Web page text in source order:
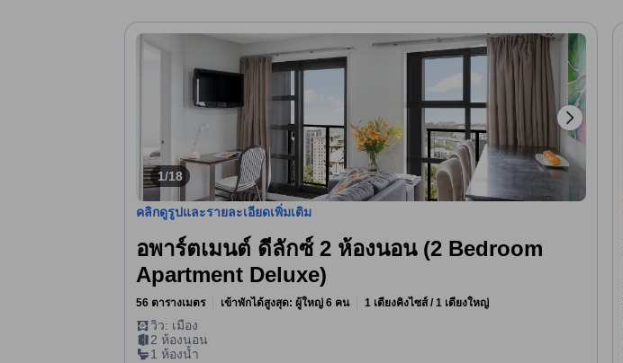
1/18
คลิกดูรูปและรายละเอียดเพิ่มเติม
อพาร์ตเมนต์ ดีลักซ์ 2 ห้องนอน (2 Bedroom
Apartment Deluxe)
56 ตารางเมตร เข้าพักได้สูงสุด: ผู้ใหญ่ 6 คน 1 เตียงคิงไซส์ / 1 เตียงใหญ่
วิว: เมือง
2 ห้องนอน
1 ห้องน้ำ